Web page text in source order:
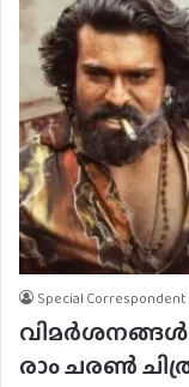
Special Correspondent
വിമർശനങ്ങൾ
രാം ചരൺ